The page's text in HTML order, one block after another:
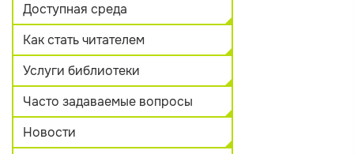
Доступная среда
Как стать читателем
Услуги библиотеки
Часто задаваемые вопросы
Новости